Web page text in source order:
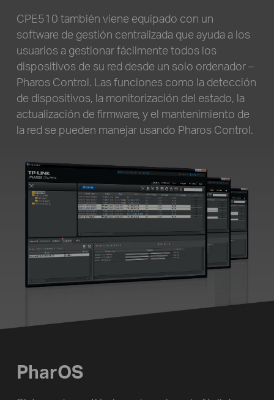
CPE510 también viene equipado con un
software de gestión centralizada que ayuda a los
usuarios a gestionar fácilmente todos los
dispositivos de su red desde un solo ordenador –
Pharos Control. Las funciones como la detección
de dispositivos, la monitorización del estado, la
actualización de firmware, y el mantenimiento de
la red se pueden manejar usando Pharos Control.
PharOS